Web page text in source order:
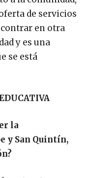
de servicios
en otra
y es una
se está
la
y San Quintín,